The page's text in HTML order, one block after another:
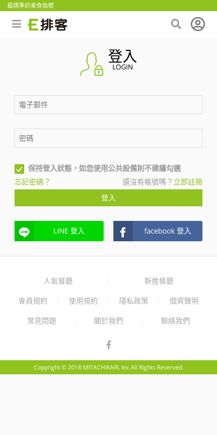
最精準的美食指標
登入
LOGIN
保持登入狀態，如您使用公共設備則不建議勾選
忘記密碼？
還沒有帳號嗎？ 立即註冊
登入
LINE 登入 facebook 登入
人氣餐廳 新進餐廳
會員規約 使用規約 隱私政策 個資聲明
常見問題 關於我們 聯絡我們
Copyright © 2018 MITACHIKARI, Inc.All Rights Reserved.